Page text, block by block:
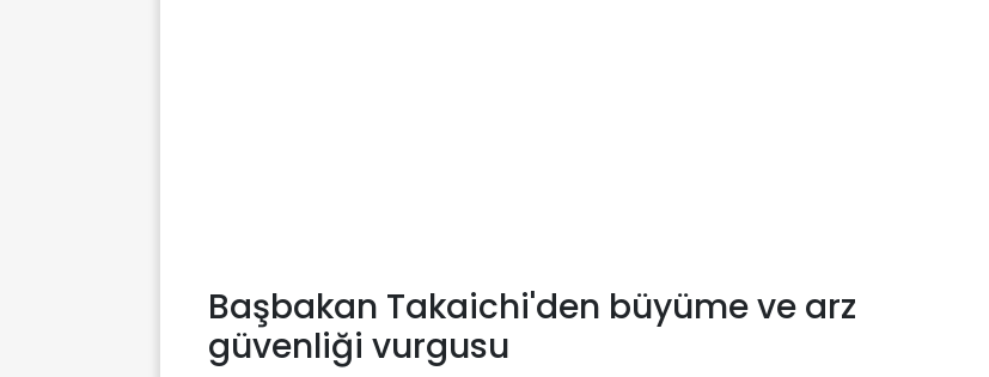
Başbakan Takaichi'den büyüme ve arz
güvenliği vurgusu